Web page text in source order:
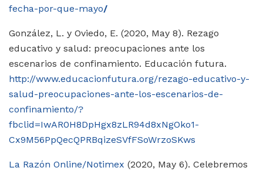
fecha-por-que-mayo/
González, L. y Oviedo, E. (2020, May 8). Rezago
educativo y salud: preocupaciones ante los
escenarios de confinamiento. Educación futura.
http://www.educacionfutura.org/rezago-educativo-y-
salud-preocupaciones-ante-los-escenarios-de-
confinamiento/?
fbclid=IwAR0H8DpHgx8zLR94d8xNgOko1-
Cx9M56PpQecQPRBqizeSVfFSoWrzoSKws
La Razón Online/Notimex (2020, May 6). Celebremos